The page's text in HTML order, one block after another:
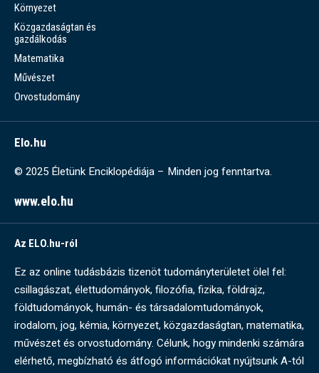
Környezet
Közgazdaságtan és
gazdálkodás
Matematika
Művészet
Orvostudomány
Elo.hu
© 2025 Életünk Enciklopédiája – Minden jog fenntartva.
www.elo.hu
Az ELO.hu-ról
Ez az online tudásbázis tizenöt tudományterületet ölel fel:
csillagászat, élettudományok, filozófia, fizika, földrajz,
földtudományok, humán- és társadalomtudományok,
irodalom, jog, kémia, környezet, közgazdaságtan, matematika,
művészet és orvostudomány. Célunk, hogy mindenki számára
elérhető, megbízható és átfogó információkat nyújtsunk A-tól